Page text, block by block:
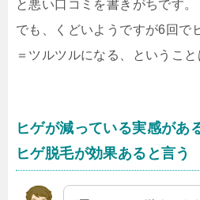
と悪い口コミを書きがちです。
でも、くどいようですが6回で
＝ツルツルになる、ということ
ヒゲが減っている実感があ
ヒゲ脱毛が効果あると言う